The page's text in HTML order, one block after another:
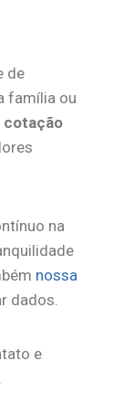
de
família ou
cotação
na
nossa
dados.
e